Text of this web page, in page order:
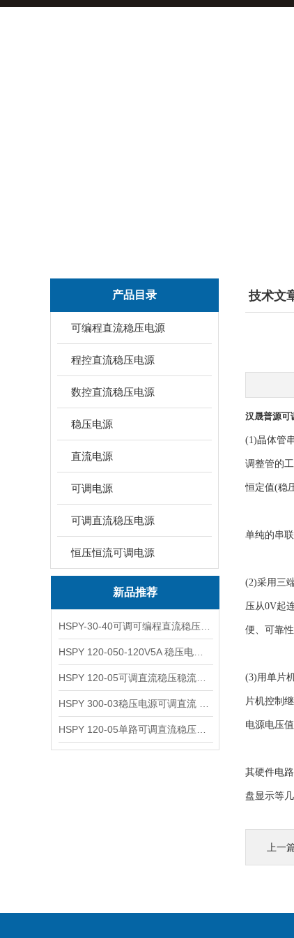
产品目录
可编程直流稳压电源
程控直流稳压电源
数控直流稳压电源
稳压电源
直流电源
可调电源
可调直流稳压电源
恒压恒流可调电源
新品推荐
技术文
汉晟普源可
(1)晶体管
调整管的
恒定值(稳
单纯的串
(2)采用三
压从0V起
便、可靠性
(3)用单片
片机控制
电源电压
其硬件电
盘显示等几
上一